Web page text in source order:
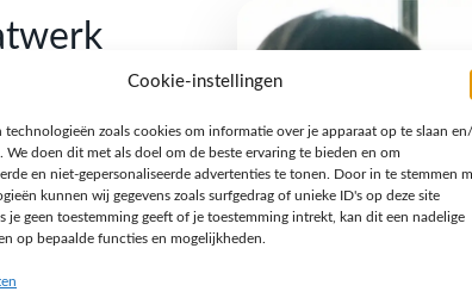
Cookie-instellingen
technologieën zoals cookies om informatie over je apparaat op te slaan
We doen dit met als doel om de beste ervaring te bieden en om
en niet-gepersonaliseerde advertenties te tonen. Door in te stemmen
kunnen wij gegevens zoals surfgedrag of unieke ID's op deze site
je geen toestemming geeft of je toestemming intrekt, kan dit een nadelige
op bepaalde functies en mogelijkheden.
is
we van een
een techniek
een
paden